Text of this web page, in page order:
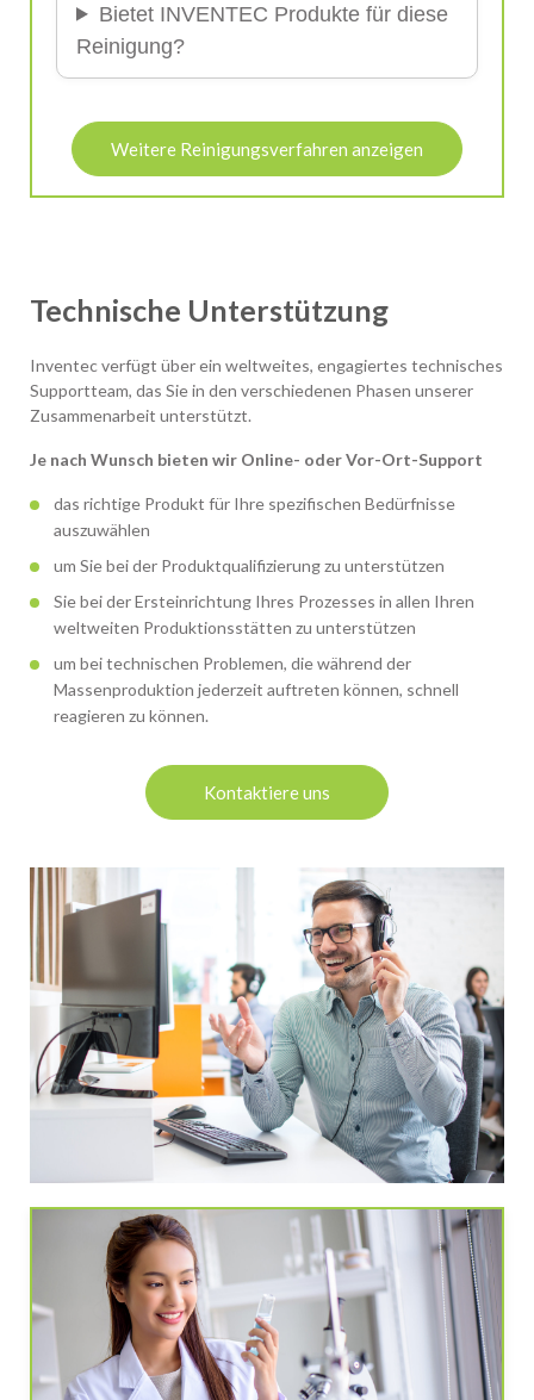
Bietet INVENTEC Produkte für diese
Reinigung?
Weitere Reinigungsverfahren anzeigen
Technische Unterstützung
Inventec verfügt über ein weltweites, engagiertes technisches
Supportteam, das Sie in den verschiedenen Phasen unserer
Zusammenarbeit unterstützt.
Je nach Wunsch bieten wir Online- oder Vor-Ort-Support
das richtige Produkt für Ihre spezifischen Bedürfnisse
auszuwählen
um Sie bei der Produktqualifizierung zu unterstützen
Sie bei der Ersteinrichtung Ihres Prozesses in allen Ihren
weltweiten Produktionsstätten zu unterstützen
um bei technischen Problemen, die während der
Massenproduktion jederzeit auftreten können, schnell
reagieren zu können.
Kontaktiere uns